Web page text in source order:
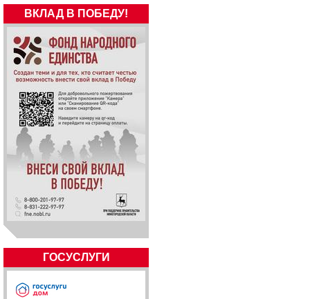
ВКЛАД В ПОБЕДУ!
ГОСУСЛУГИ